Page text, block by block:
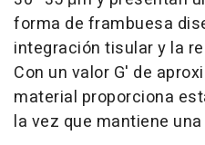
forma de frambuesa
integración tisular y la
Con un valor G' de
material proporciona
la vez que mantiene